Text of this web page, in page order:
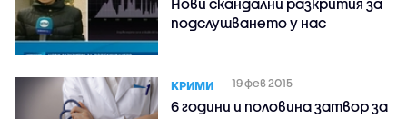
Нови скандални разкрития за
подслушването у нас
КРИМИ 19 фев 2015
6 години и половина затвор за